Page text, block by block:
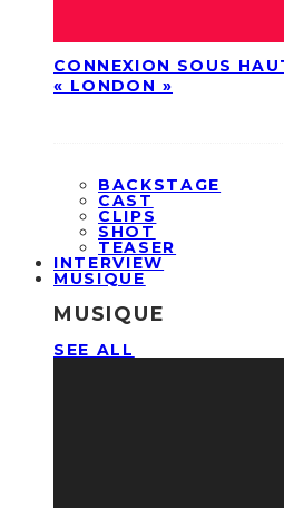
CONNEXION SOUS
« LONDON »
BACKSTAGE
CAST
CLIPS
SHOT
TEASER
INTERVIEW
MUSIQUE
MUSIQUE
SEE ALL